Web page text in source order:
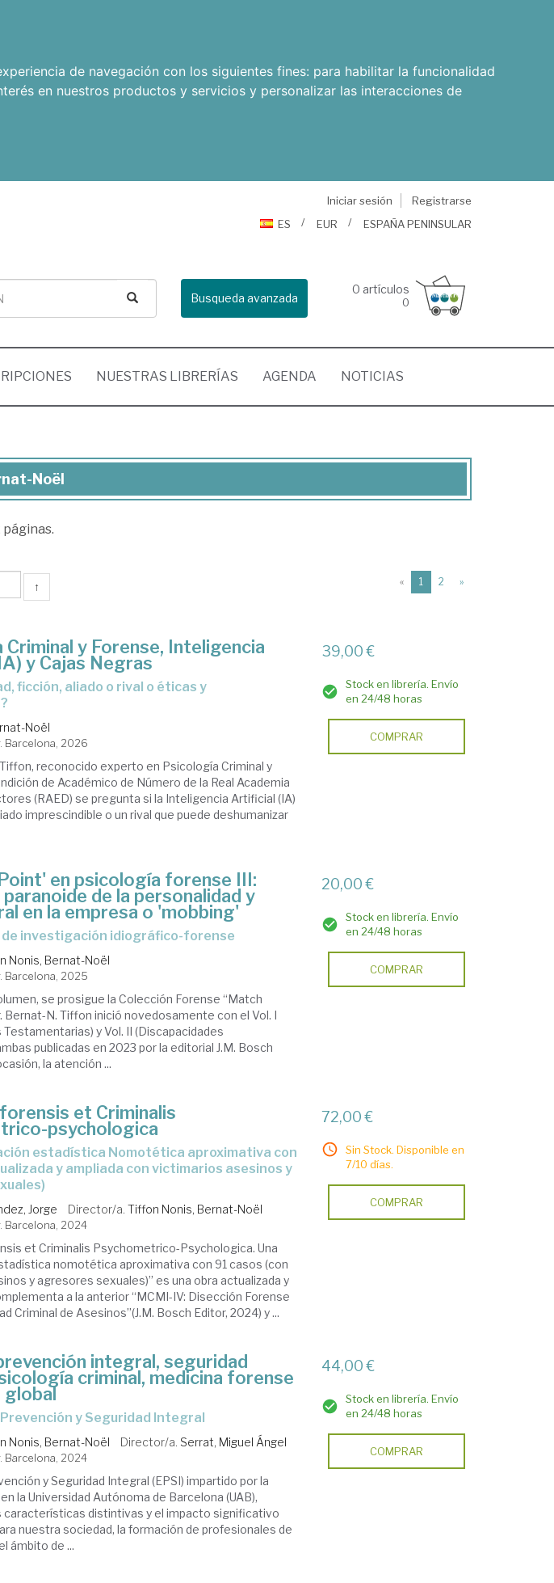
de navegación con los siguientes fines: para habilitar la funcionalidad
en nuestros productos y servicios y personalizar las interacciones de
Iniciar sesión
Registrarse
ES
EUR ESPAÑA PENINSULAR
Busqueda avanzada
0 artículos
0
NUESTRAS LIBRERÍAS AGENDA NOTICIAS
Noël
páginas.
↑ « 1 (current)
2 »
Criminal y Forense, Inteligencia
y Cajas Negras
Noël
Barcelona, 2026
reconocido experto en Psicología Criminal y
de Académico de Número de la Real Academia
(RAED) se pregunta si la Inteligencia Artificial (IA)
imprescindible o un rival que puede deshumanizar
39,00 €
Stock en librería. Envío
en 24/48 horas
COMPRAR
en psicología forense III:
de la personalidad y
en la empresa o 'mobbing'
de investigación idiográfico-forense
Nonis, Bernat-Noël
Barcelona, 2025
se prosigue la Colección Forense “Match
Bernat-N. Tiffon inició novedosamente con el Vol. I
y Vol. II (Discapacidades
publicadas en 2023 por la editorial J.M. Bosch
la atención ...
20,00 €
Stock en librería. Envío
en 24/48 horas
COMPRAR
et Criminalis
psychologica
y ampliada con victimarios asesinos y
Jorge Director/a.Tiffon Nonis, Bernat-Noël
Barcelona, 2024
et Criminalis Psychometrico-Psychologica. Una
nomotética aproximativa con 91 casos (con
y agresores sexuales)” es una obra actualizada y
a la anterior “MCMI-IV: Disección Forense
Criminal de Asesinos”(J.M. Bosch Editor, 2024) y ...
72,00 €
Sin Stock. Disponible en
7/10 días.
COMPRAR
integral, seguridad
criminal, medicina forense
global
Prevención y Seguridad Integral
Nonis, Bernat-Noël Director/a. Serrat, Miguel Ángel
Barcelona, 2024
y Seguridad Integral (EPSI) impartido por la
la Universidad Autónoma de Barcelona (UAB),
características distintivas y el impacto significativo
nuestra sociedad, la formación de profesionales de
ámbito de ...
44,00 €
Stock en librería. Envío
en 24/48 horas
COMPRAR